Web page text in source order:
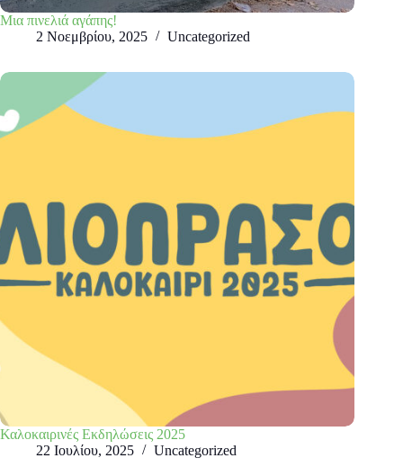
Μια πινελιά αγάπης!
2 Νοεμβρίου, 2025
Uncategorized
Καλοκαιρινές Εκδηλώσεις 2025
22 Ιουλίου, 2025
Uncategorized